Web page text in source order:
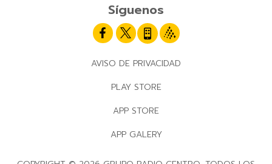
Síguenos
AVISO DE PRIVACIDAD
PLAY STORE
APP STORE
APP GALERY